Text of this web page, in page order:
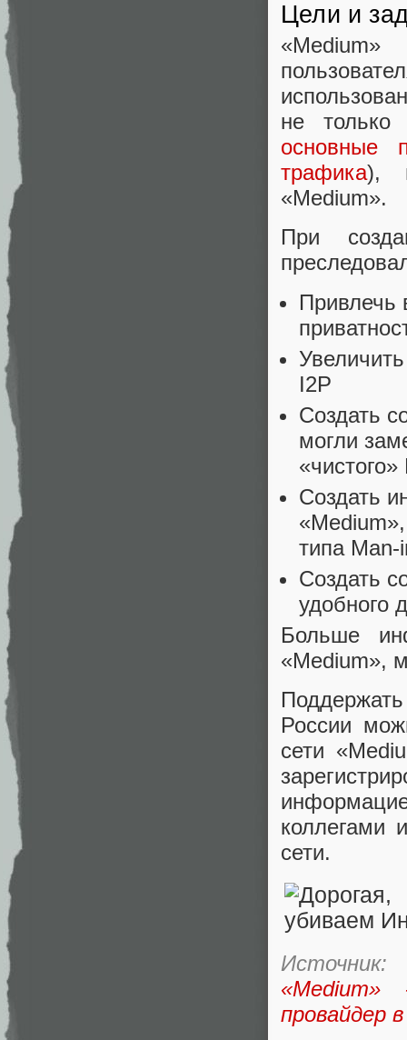
Цели и
не только
основные
трафика),
«Medium».
При
Привлечь
I2P
Создать
могли
Создать
типа
Создать
удобного
Больше
«Medium»,
России
сети
коллегами
сети.
Источник:
провайдер